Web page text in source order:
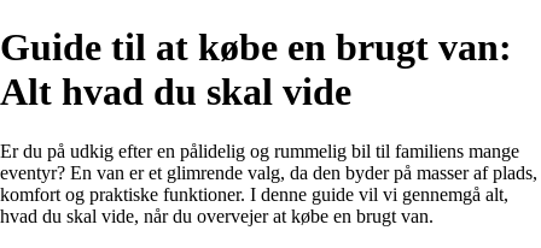
Guide til at købe en brugt van:
Alt hvad du skal vide
Er du på udkig efter en pålidelig og rummelig bil til familiens mange
eventyr? En van er et glimrende valg, da den byder på masser af plads,
komfort og praktiske funktioner. I denne guide vil vi gennemgå alt,
hvad du skal vide, når du overvejer at købe en brugt van.